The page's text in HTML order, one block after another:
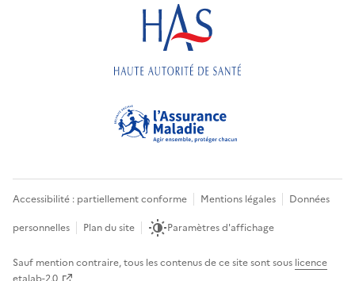
Accessibilité : partiellement conforme Mentions légales
Données
personnelles
Plan du site Paramètres d'affichage
Sauf mention contraire, tous les contenus de ce site sont sous licence